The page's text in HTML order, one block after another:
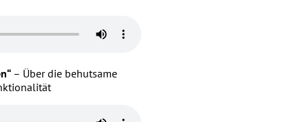
– Über die behutsame